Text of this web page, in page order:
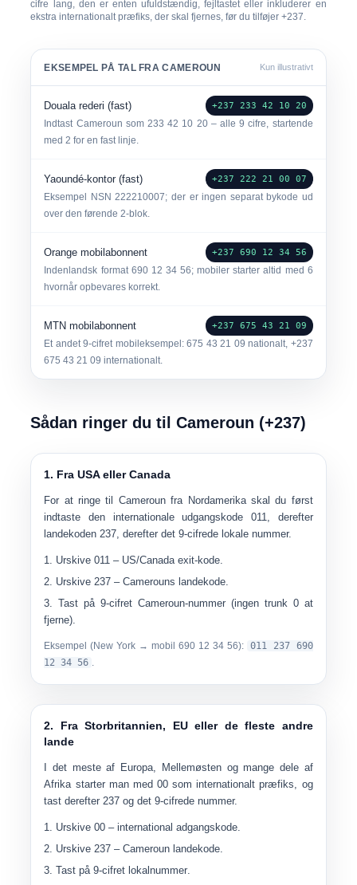
cifre lang, den er enten ufuldstændig, fejltastet eller inkluderer en
ekstra internationalt præfiks, der skal fjernes, før du tilføjer+237.
EKSEMPEL PÅ TAL FRA CAMEROUN Kun illustrativt
Douala rederi (fast) +237 233 42 10 20
Indtast Cameroun som 233 42 10 20– alle 9 cifre, startende
med 2 for en fast linje.
Yaoundé-kontor (fast) +237 222 21 00 07
Eksempel NSN222210007; der er ingen separat bykode ud
over den førende 2-blok.
Orange mobilabonnent +237 690 12 34 56
Indenlandsk format 690 12 34 56; mobiler starter altid med 6
hvornår opbevares korrekt.
MTN mobilabonnent +237 675 43 21 09
Et andet 9-cifret mobileksempel:675 43 21 09 nationalt, +237
675 43 21 09 internationalt.
Sådan ringer du til Cameroun (+237)
1. Fra USA eller Canada
For at ringe til Cameroun fra Nordamerika skal du først
indtaste den internationale udgangskode 011, derefter
landekoden237, derefter det 9-cifrede lokale nummer.
Urskive011 – US/Canada exit-kode.
Urskive237 – Camerouns landekode.
Tast på9-cifret Cameroun-nummer (ingen trunk 0 at
fjerne).
Eksempel (New York → mobil 690 12 34 56): 011 237 690
12 34 56 .
2. Fra Storbritannien, EU eller de fleste andre
lande
I det meste af Europa, Mellemøsten og mange dele af
Afrika starter man med 00 som internationalt præfiks, og
tast derefter237 og det 9-cifrede nummer.
Urskive00 – international adgangskode.
Urskive237 – Cameroun landekode.
Tast på9-cifret lokalnummer.